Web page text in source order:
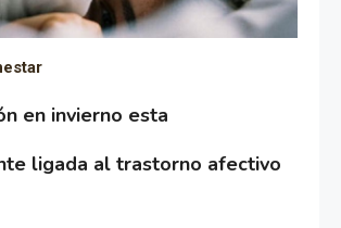
en invierno esta
ligada al trastorno afectivo